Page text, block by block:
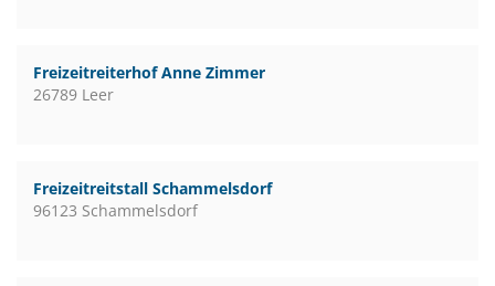
Freizeitreiterhof Anne Zimmer
26789 Leer
Freizeitreitstall Schammelsdorf
96123 Schammelsdorf